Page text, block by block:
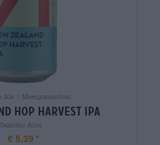
Ale | Meergranenbier
hop harvest ipa
Sakiskiu Alus
€ 5,39